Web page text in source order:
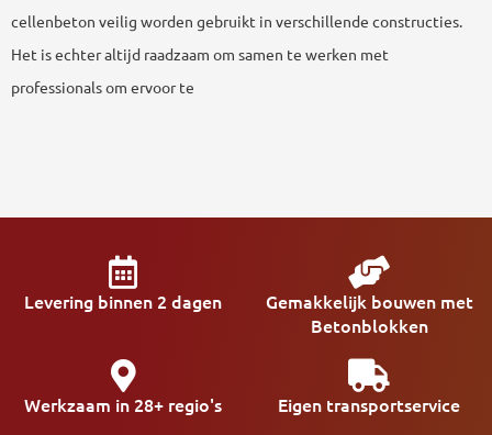
cellenbeton veilig worden gebruikt in verschillende constructies.
Het is echter altijd raadzaam om samen te werken met
professionals om ervoor te
Levering binnen 2 dagen
Gemakkelijk bouwen met
Betonblokken
Werkzaam in 28+ regio's Eigen transportservice